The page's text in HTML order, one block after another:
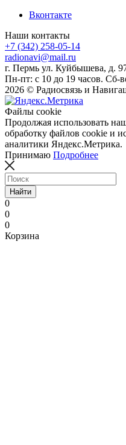
Вконтакте
Наши контакты
+7 (342) 258-05-14
radionavi@mail.ru
г. Пермь ул. Куйбышева, д.
Пн-пт: с 10 до 19 часов. Сб-
2026 © Радиосвязь и
Файлы cookie
Продолжая использовать
обработку файлов cookie и
аналитики Яндекс.Метрика.
Принимаю Подробнее
Найти
0
0
0
Корзина